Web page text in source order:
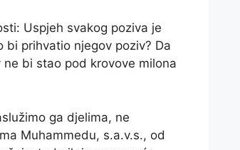
Uspjeh svakog poziva je
bi prihvatio njegov poziv? Da
ne bi stao pod krovove milona
ga djelima, ne
Muhammedu, s.a.v.s., od